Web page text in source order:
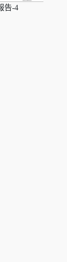
告-4